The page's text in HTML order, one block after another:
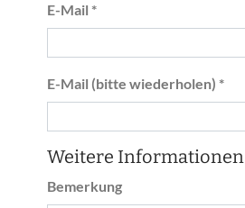
E-Mail *
E-Mail (bitte wiederholen) *
Weitere Informationen
Bemerkung